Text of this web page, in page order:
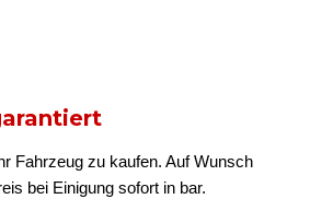
Fahrzeug zu kaufen. Auf Wunsch
bei Einigung sofort in bar.